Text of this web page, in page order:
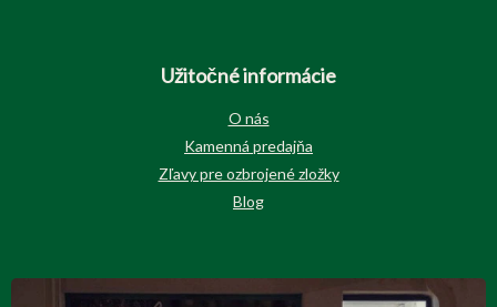
Užitočné informácie
O nás
Kamenná predajňa
Zľavy pre ozbrojené zložky
Blog